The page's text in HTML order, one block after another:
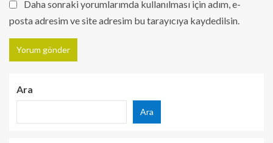
Daha sonraki yorumlarımda kullanılması için adım, e-
posta adresim ve site adresim bu tarayıcıya kaydedilsin.
Ara
Ara